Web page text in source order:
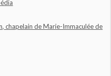
chapelain de Marie-Immaculée de